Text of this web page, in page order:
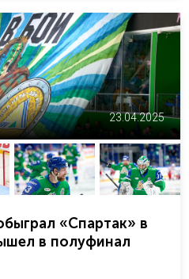
23.04.2025
«Спартак» в
в полуфинал